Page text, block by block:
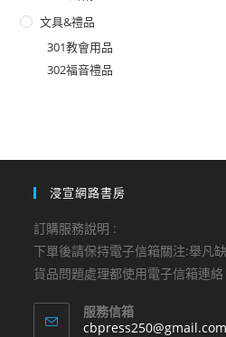
文具&禮品
301教會用品
302福音禮品
浸宣網路書房
訂購服務說明 :
下單後請保持電子信箱關注:舉凡
貨品問題處理都使用電子信箱連絡
服務信箱
cbpress250@gmail.com